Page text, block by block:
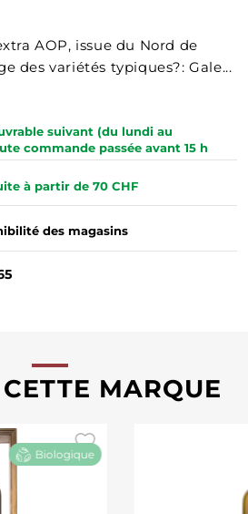
AOP, issue du Nord de
des variétés typiques?: Gale...
suivant (du lundi au
commande passée avant 15 h
à partir de 70 CHF
des magasins
MARQUE
Biologique